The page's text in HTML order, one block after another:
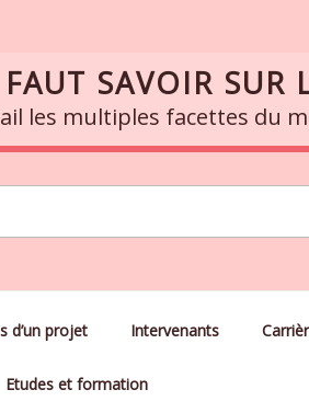
SAVOIR SUR
les multiples facettes du
d’un projet Intervenants
Etudes et formation